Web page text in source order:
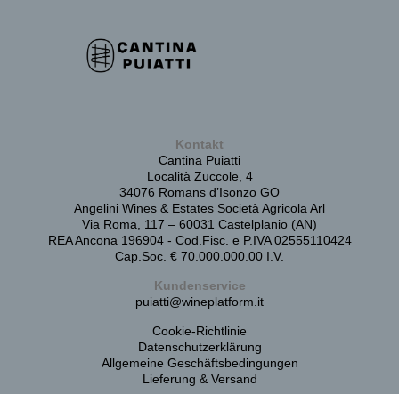
Kontakt
Cantina Puiatti
Località Zuccole, 4
34076 Romans d’Isonzo GO
Angelini Wines & Estates Società Agricola Arl
Via Roma, 117 – 60031 Castelplanio (AN)
REA Ancona 196904 - Cod.Fisc. e P.IVA 02555110424
Cap.Soc. € 70.000.000.00 I.V.
Kundenservice
puiatti@wineplatform.it
Cookie-Richtlinie
Datenschutzerklärung
Allgemeine Geschäftsbedingungen
Lieferung & Versand